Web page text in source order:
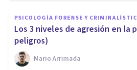
PSICOLOGÍA FORENSE Y
Los 3 niveles de agresión en la
peligros)
Mario Arrimada